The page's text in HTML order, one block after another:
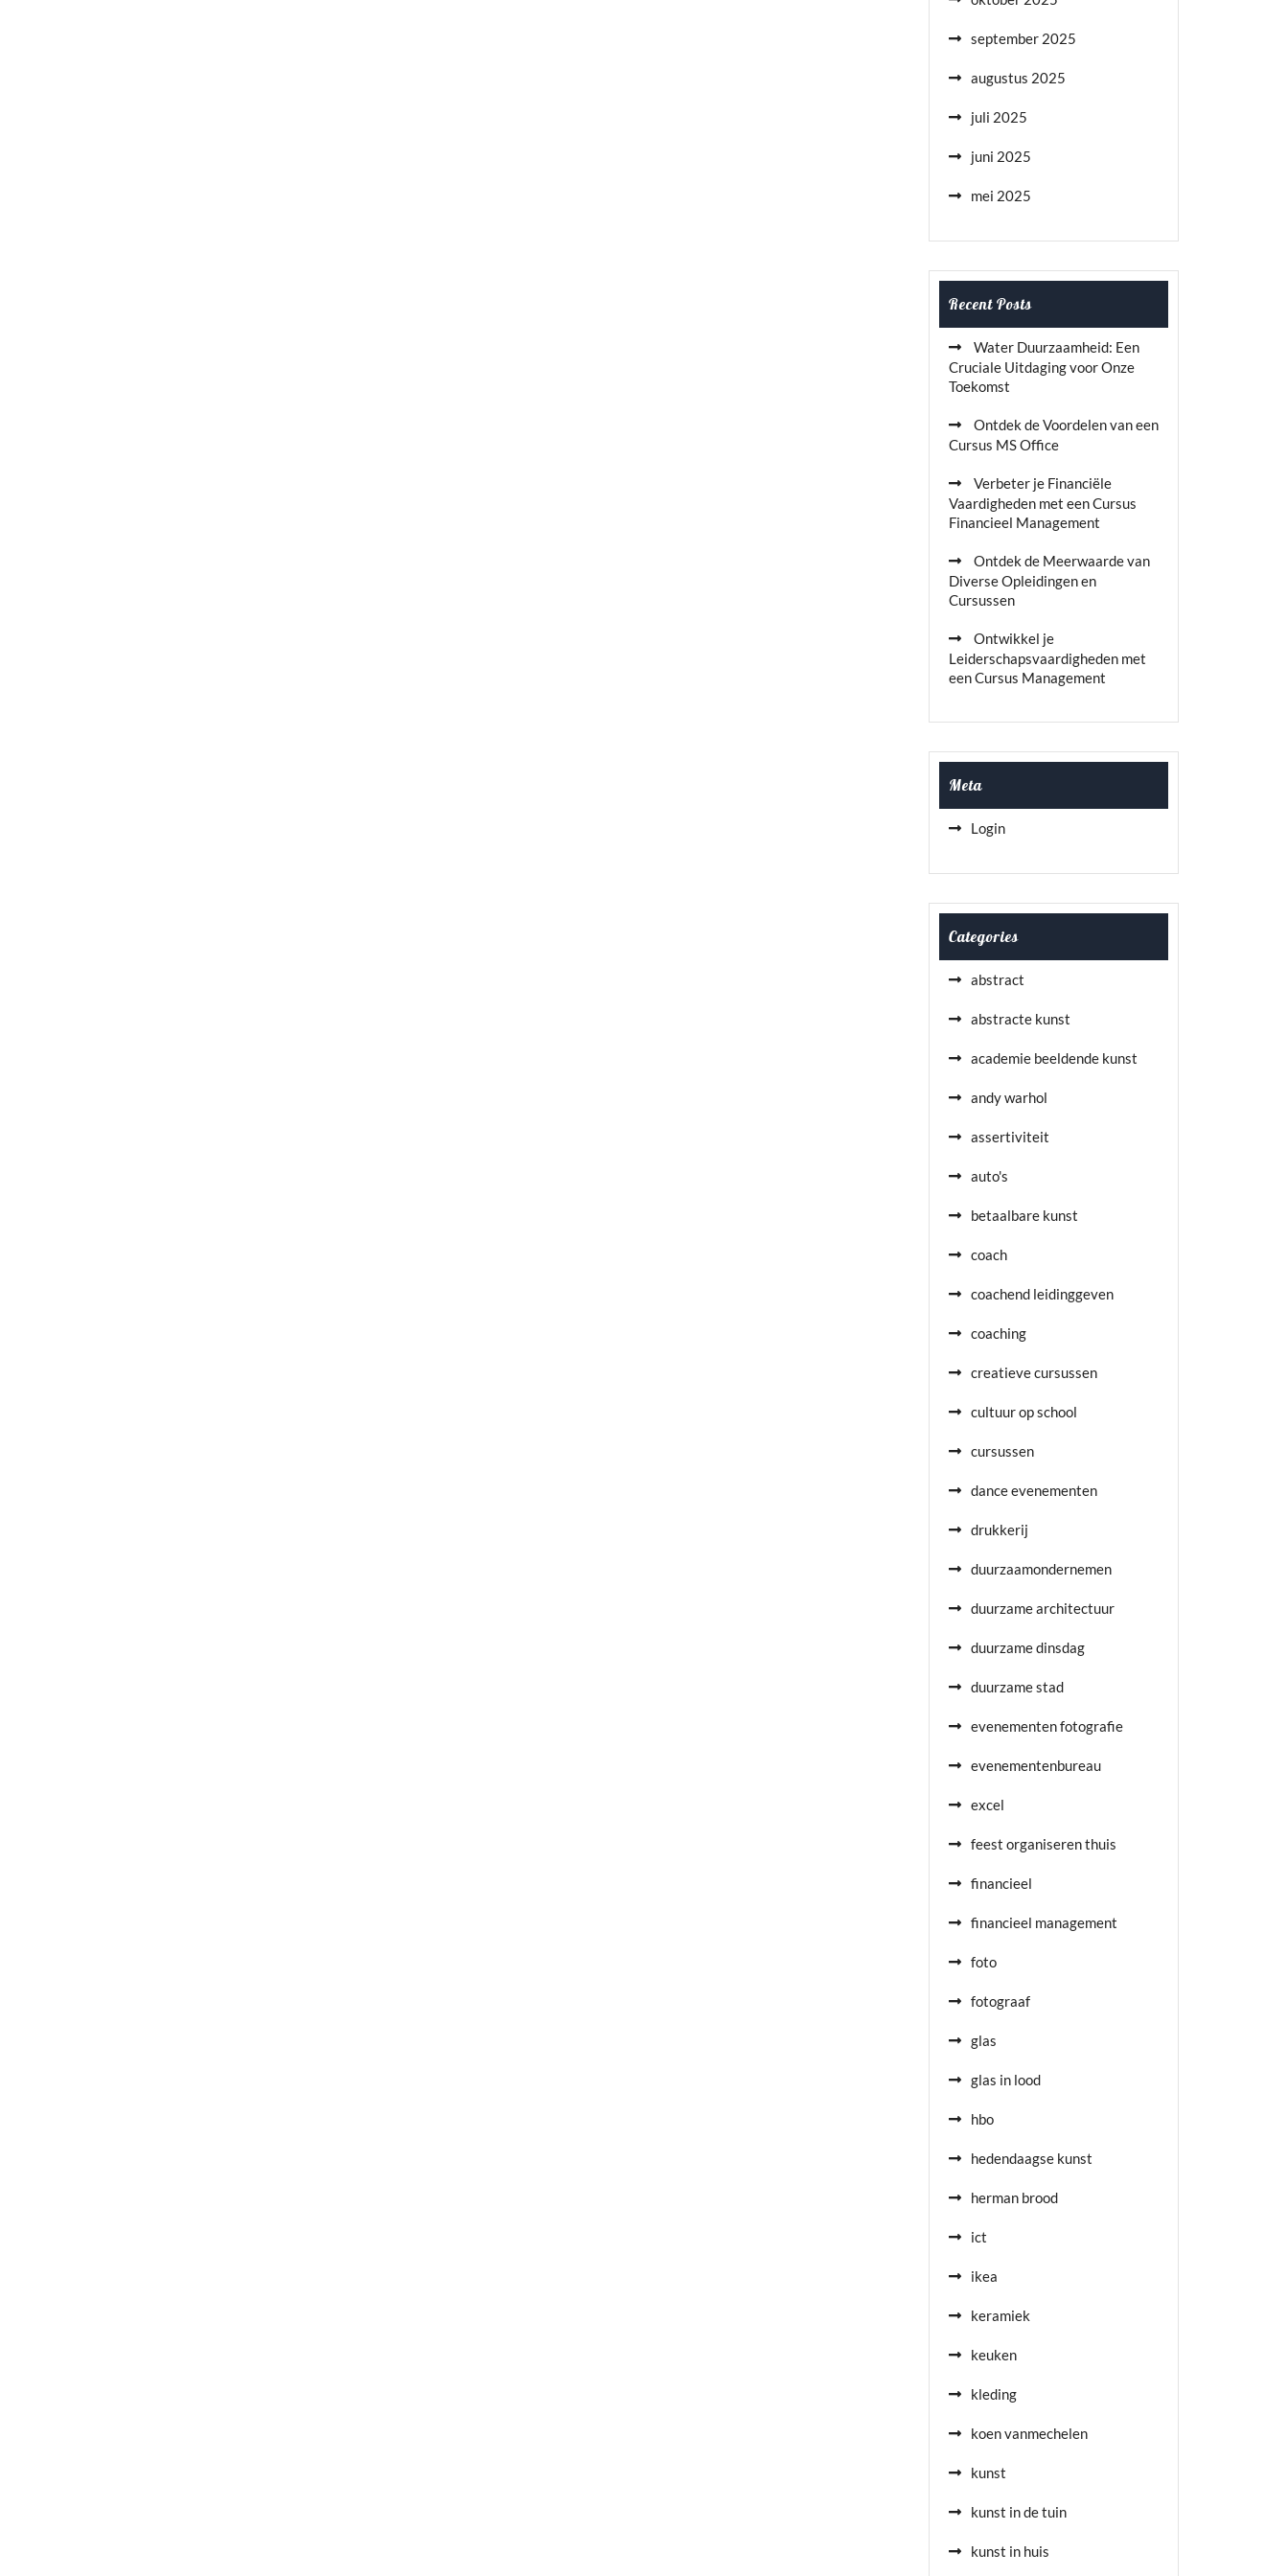
september 2025
augustus 2025
juli 2025
juni 2025
mei 2025
Recent Posts
Water Duurzaamheid: Een
Cruciale Uitdaging voor Onze
Toekomst
Ontdek de Voordelen van een
Cursus MS Office
Verbeter je Financiële
Vaardigheden met een Cursus
Financieel Management
Ontdek de Meerwaarde van
Diverse Opleidingen en
Cursussen
Ontwikkel je
Leiderschapsvaardigheden met
een Cursus Management
Meta
Login
Categories
abstract
abstracte kunst
academie beeldende kunst
andy warhol
assertiviteit
auto's
betaalbare kunst
coach
coachend leidinggeven
coaching
creatieve cursussen
cultuur op school
cursussen
dance evenementen
drukkerij
duurzaamondernemen
duurzame architectuur
duurzame dinsdag
duurzame stad
evenementen fotografie
evenementenbureau
excel
feest organiseren thuis
financieel
financieel management
foto
fotograaf
glas
glas in lood
hbo
hedendaagse kunst
herman brood
ict
ikea
keramiek
keuken
kleding
koen vanmechelen
kunst
kunst in de tuin
kunst in huis